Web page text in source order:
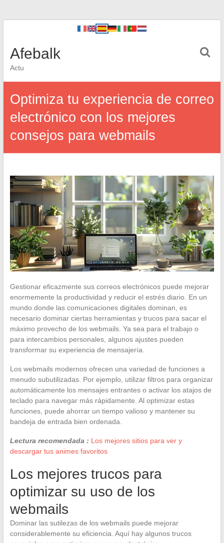
Afebalk
Actu
Optimiza tu experiencia de correo
electrónico con los mejores
consejos para webmails
Gestionar eficazmente sus correos electrónicos puede mejorar
enormemente la productividad y reducir el estrés diario. En un
mundo donde las comunicaciones digitales dominan, es
necesario dominar ciertas herramientas y trucos para sacar el
máximo provecho de los webmails. Ya sea para el trabajo o
para intercambios personales, algunos ajustes pueden
transformar su experiencia de mensajería.
Los webmails modernos ofrecen una variedad de funciones a
menudo subutilizadas. Por ejemplo, utilizar filtros para organizar
automáticamente los mensajes entrantes o activar los atajos de
teclado para navegar más rápidamente. Al optimizar estas
funciones, puede ahorrar un tiempo valioso y mantener su
bandeja de entrada bien ordenada.
Lectura recomendada : Los mejores sitios para ver y
descargar tus animes favoritos
Los mejores trucos para
optimizar su uso de los
webmails
Dominar las sutilezas de los webmails puede mejorar
considerablemente su eficiencia. Aquí hay algunos trucos